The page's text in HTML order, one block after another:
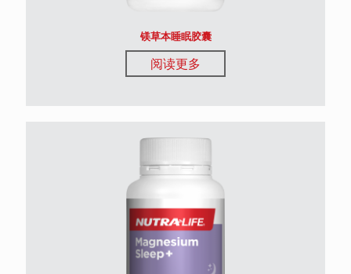
镁草本睡眠胶囊
阅读更多